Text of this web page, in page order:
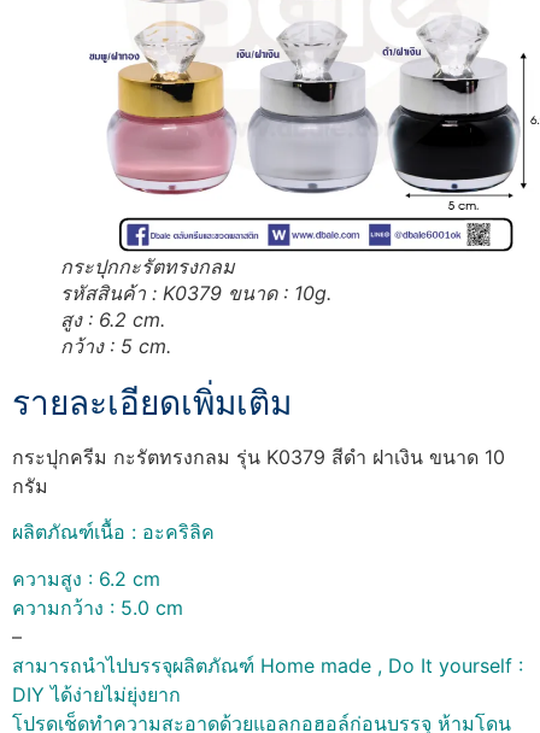
กระปุกกะรัตทรงกลม
รหัสสินค้า : K0379 ขนาด : 10g.
สูง : 6.2 cm.
กว้าง : 5 cm.
รายละเอียดเพิ่มเติม
กระปุกครีม กะรัตทรงกลม รุ่น K0379 สีดำ ฝาเงิน ขนาด 10
กรัม
ผลิตภัณฑ์เนื้อ : อะคริลิค
ความสูง : 6.2 cm
ความกว้าง : 5.0 cm
–
สามารถนำไปบรรจุผลิตภัณฑ์ Home made , Do It yourself :
DIY ได้ง่ายไม่ยุ่งยาก
โปรดเช็ดทำความสะอาดด้วยแอลกอฮอล์ก่อนบรรจุ ห้ามโดน